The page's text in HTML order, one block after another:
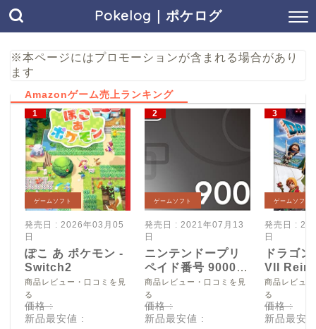
Pokelog｜ポケログ
※本ページにはプロモーションが含まれる場合があり
ます
Amazonゲーム売上ランキング
ゲームソフト
発売日 : 2026年03月05
日
ぽこ あ ポケモン -
Switch2
商品レビュー・口コミを見
る
価格 :
新品最安値 :
ゲームソフト
発売日 : 2021年07月13
日
ニンテンドープリ
ペイド番号 9000
円|オンラインコー
ド版
商品レビュー・口コミを見
る
価格 :
新品最安値 :
ゲームソフト
発売日 :
日
ドラゴ
VII
Switch2
商品レビュ
る
価格 :
新品最安